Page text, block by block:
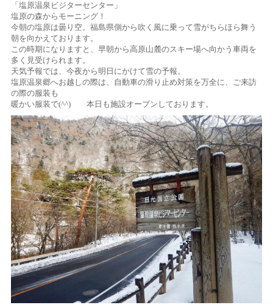
「塩原温泉ビジターセンター」
塩原の森からモーニング！
今朝の塩原は曇り空。福島県側から吹く風に乗って雪がちらほら舞う
朝を向かえております。
この時期になりますと、早朝から高原山麓のスキー場へ向かう車両を
多く見受けられます。
天気予報では、今夜から明日にかけて雪の予報。
塩原温泉郷へお越しの際は、自動車の滑り止め対策を万全に、ご来訪
の際の服装も
暖かい服装で(^^) 本日も施設オープンしております。